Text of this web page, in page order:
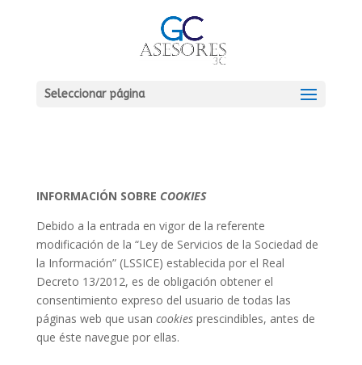
Seleccionar página
INFORMACIÓN SOBRE COOKIES
Debido a la entrada en vigor de la referente
modificación de la “Ley de Servicios de la Sociedad de
la Información” (LSSICE) establecida por el Real
Decreto 13/2012, es de obligación obtener el
consentimiento expreso del usuario de todas las
páginas web que usan cookies prescindibles, antes de
que éste navegue por ellas.